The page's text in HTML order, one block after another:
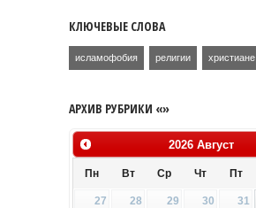
КЛЮЧЕВЫЕ СЛОВА
исламофобия религии христиане
АРХИВ РУБРИКИ «»
2026 Август
Пн Вт Ср Чт Пт
27 28 29 30 31